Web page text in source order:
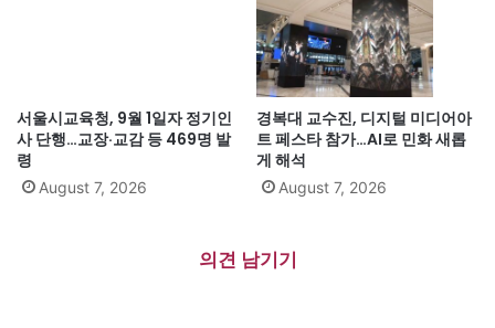
서울시교육청, 9월 1일자 정기인
사 단행…교장·교감 등 469명 발
령
August 7, 2026
경복대 교수진, 디지털 미디어아
트 페스타 참가…AI로 민화 새롭
게 해석
August 7, 2026
의견 남기기